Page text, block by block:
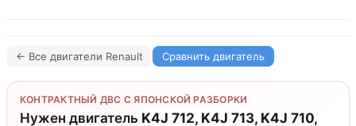
← Все двигатели Renault Сравнить двигатель
КОНТРАКТНЫЙ ДВС С ЯПОНСКОЙ РАЗБОРКИ
Нужен двигатель K4J 712, K4J 713, K4J 710,